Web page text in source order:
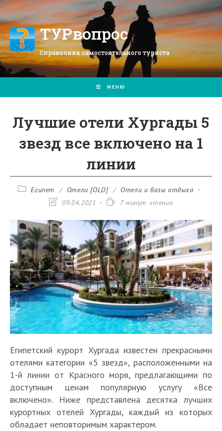
Перейти
к
содержимомуТУРвопрос
Справочник самостоятельного туриста
МЕНЮ
Лучшие отели Хургады 5
звезд все включено на 1
линии
РубрикаЕгипет / Отели [OLD] / Отели и базы отдыха
Запись09.04.2021
Время7 минут чтения
Египетский курорт Хургада известен прекрасными
отелями категории «5 звезд», расположенными на
1-й линии от Красного моря, предлагающими по
доступным ценам популярную услугу «Все
включено». Ниже представлена десятка лучших
курортных отелей Хургады, каждый из которых
обладает неповторимым характером.